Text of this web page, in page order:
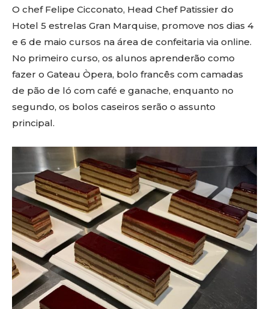
O chef Felipe Cicconato, Head Chef Patissier do
Hotel 5 estrelas Gran Marquise, promove nos dias 4
e 6 de maio cursos na área de confeitaria via online.
No primeiro curso, os alunos aprenderão como
fazer o Gateau Òpera, bolo francês com camadas
de pão de ló com café e ganache, enquanto no
segundo, os bolos caseiros serão o assunto
principal.